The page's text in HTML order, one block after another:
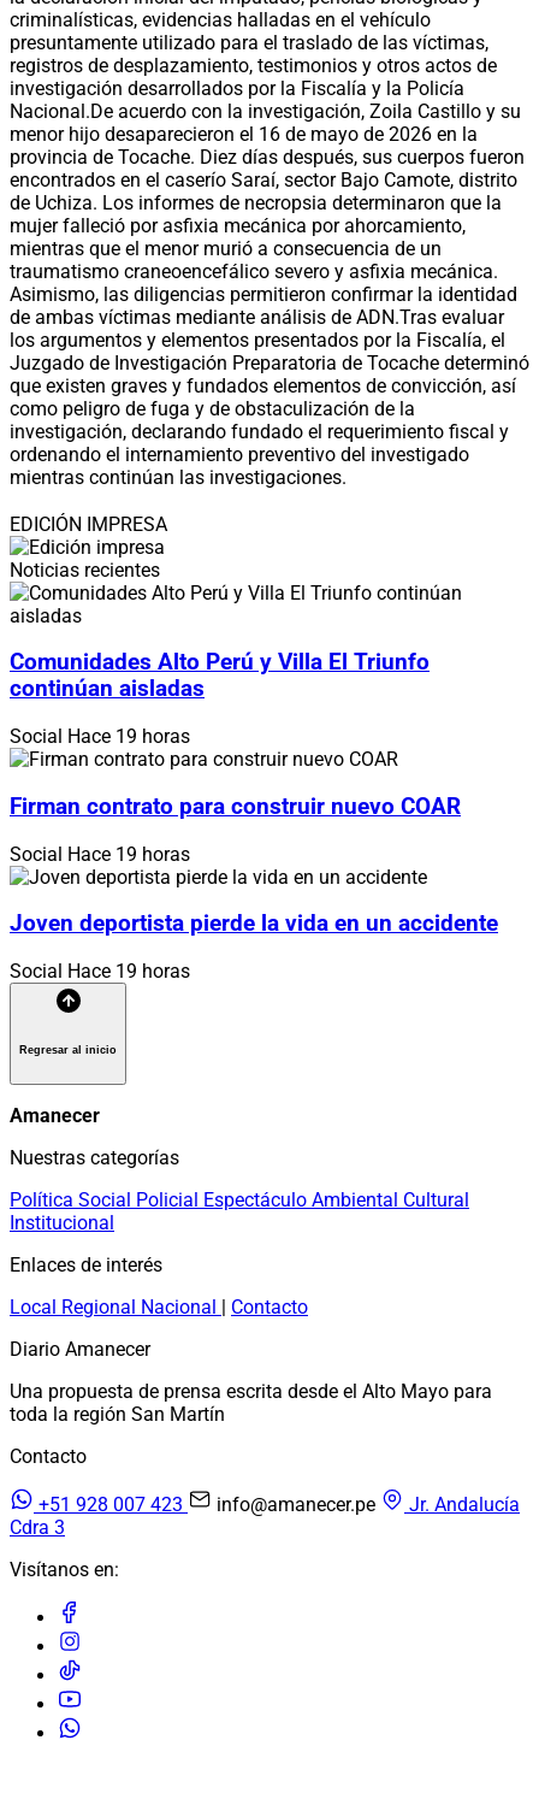
criminalísticas, evidencias halladas en el vehículo
presuntamente utilizado para el traslado de las víctimas,
registros de desplazamiento, testimonios y otros actos de
investigación desarrollados por la Fiscalía y la Policía
Nacional.De acuerdo con la investigación, Zoila Castillo y su
menor hijo desaparecieron el 16 de mayo de 2026 en la
provincia de Tocache. Diez días después, sus cuerpos fueron
encontrados en el caserío Saraí, sector Bajo Camote, distrito
de Uchiza. Los informes de necropsia determinaron que la
mujer falleció por asfixia mecánica por ahorcamiento,
mientras que el menor murió a consecuencia de un
traumatismo craneoencefálico severo y asfixia mecánica.
Asimismo, las diligencias permitieron confirmar la identidad
de ambas víctimas mediante análisis de ADN.Tras evaluar
los argumentos y elementos presentados por la Fiscalía, el
Juzgado de Investigación Preparatoria de Tocache determinó
que existen graves y fundados elementos de convicción, así
como peligro de fuga y de obstaculización de la
investigación, declarando fundado el requerimiento fiscal y
ordenando el internamiento preventivo del investigado
mientras continúan las investigaciones.
EDICIÓN IMPRESA
Noticias recientes
Comunidades Alto Perú y Villa El Triunfo
continúan aisladas
Social Hace 19 horas
Firman contrato para construir nuevo COAR
Social Hace 19 horas
Joven deportista pierde la vida en un accidente
Social Hace 19 horas
Regresar al inicio
Amanecer
Nuestras categorías
Política Social Policial Espectáculo Ambiental Cultural
Institucional
Enlaces de interés
Local Regional Nacional | Contacto
Diario Amanecer
Una propuesta de prensa escrita desde el Alto Mayo para
toda la región San Martín
Contacto
+51 928 007 423 info@amanecer.pe
Jr. Andalucía
Cdra 3
Visítanos en: